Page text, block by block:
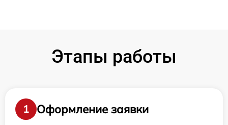
Этапы работы
1
Оформление заявки